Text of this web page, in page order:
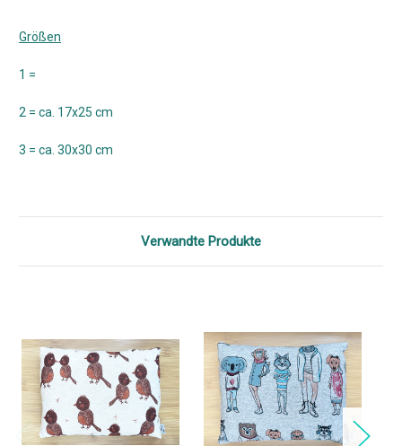
Größen
1 =
2 = ca. 17x25 cm
3 = ca. 30x30 cm
Verwandte Produkte